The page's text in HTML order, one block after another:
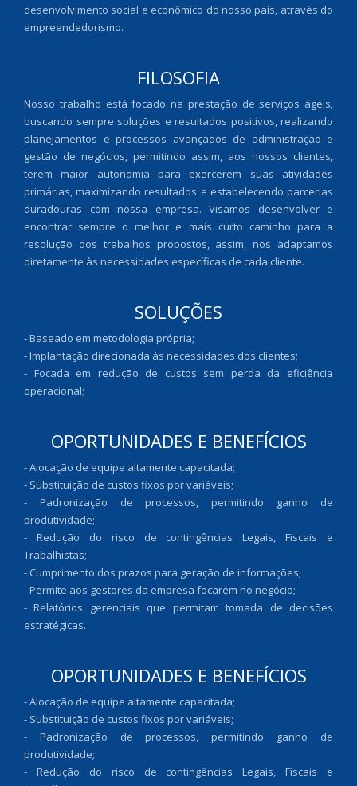
desenvolvimento social e econômico do nosso país, através do
empreendedorismo.
FILOSOFIA
Nosso trabalho está focado na prestação de serviços ágeis,
buscando sempre soluções e resultados positivos, realizando
planejamentos e processos avançados de administração e
gestão de negócios, permitindo assim, aos nossos clientes,
terem maior autonomia para exercerem suas atividades
primárias, maximizando resultados e estabelecendo parcerias
duradouras com nossa empresa. Visamos desenvolver e
encontrar sempre o melhor e mais curto caminho para a
resolução dos trabalhos propostos, assim, nos adaptamos
diretamente às necessidades específicas de cada cliente.
SOLUÇÕES
- Baseado em metodologia própria;
- Implantação direcionada às necessidades dos clientes;
- Focada em redução de custos sem perda da eficiência
operacional;
OPORTUNIDADES E BENEFÍCIOS
- Alocação de equipe altamente capacitada;
- Substituição de custos fixos por variáveis;
- Padronização de processos, permitindo ganho de
produtividade;
- Redução do risco de contingências Legais, Fiscais e
Trabalhistas;
- Cumprimento dos prazos para geração de informações;
- Permite aos gestores da empresa focarem no negócio;
- Relatórios gerenciais que permitam tomada de decisões
estratégicas.
OPORTUNIDADES E BENEFÍCIOS
- Alocação de equipe altamente capacitada;
- Substituição de custos fixos por variáveis;
- Padronização de processos, permitindo ganho de
produtividade;
- Redução do risco de contingências Legais, Fiscais e